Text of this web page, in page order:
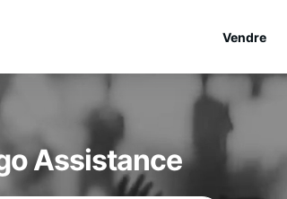
Vendre
Assistance